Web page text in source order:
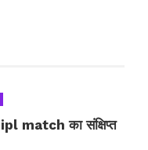
match का संक्षिप्त